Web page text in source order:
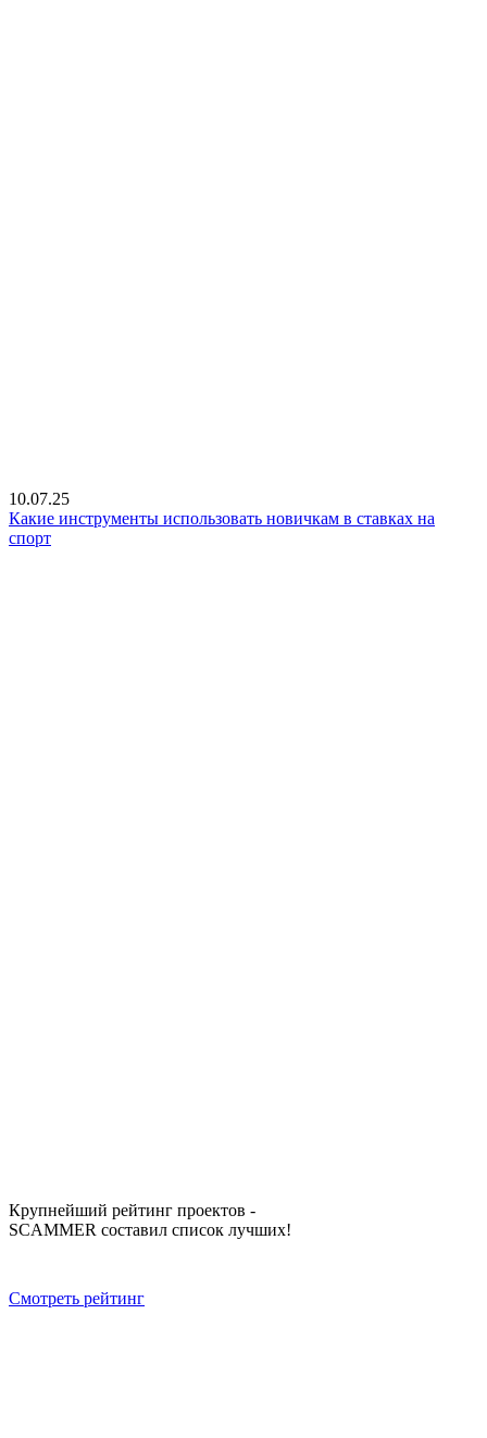
10.07.25
Какие инструменты использовать новичкам в ставках на
спорт
Крупнейший рейтинг проектов -
SCAMMER составил список лучших!
Смотреть рейтинг